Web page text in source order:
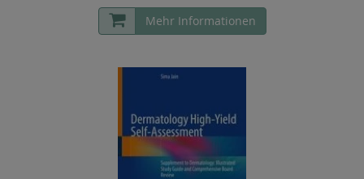
Mehr Informationen